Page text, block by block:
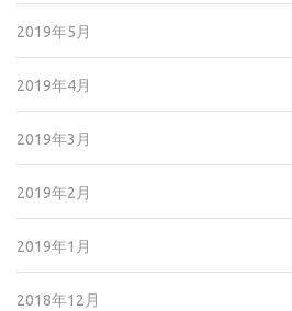
2019年5月
2019年4月
2019年3月
2019年2月
2019年1月
2018年12月